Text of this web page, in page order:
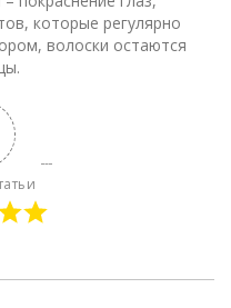
которые регулярно
волоски остаются